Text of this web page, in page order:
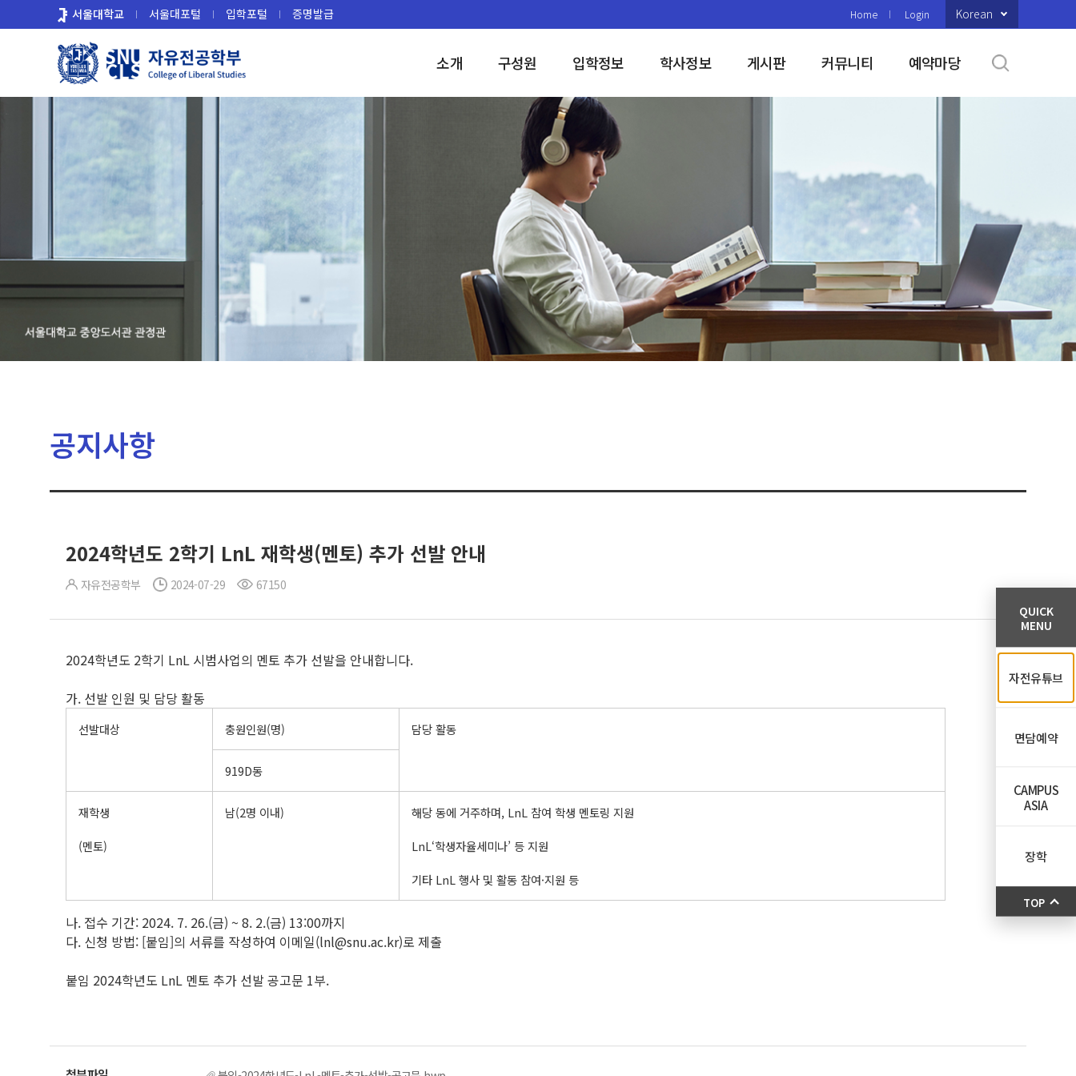
로
서울대학교 서울대포털 입학포털 증명발급 Home Login Korean
소개 구성원 입학정보 학사정보 게시판 커뮤니티 예약마당
공지사항
2024학년도 2학기 LnL 재학생(멘토) 추가 선발 안내
자유전공학부 2024-07-29 67150
2024학년도 2학기 LnL 시범사업의 멘토 추가 선발을 안내합니다.
가. 선발 인원 및 담당 활동
선발대상 충원인원(명) 담당 활동
919D동
재학생
(멘토)
남(2명 이내)
해당 동에 거주하며, LnL 참여 학생 멘토링 지원
LnL‘학생자율세미나’ 등 지원
기타 LnL 행사 및 활동 참여·지원 등
나. 접수 기간: 2024. 7. 26.(금) ~ 8. 2.(금) 13:00까지
다. 신청 방법: [붙임]의 서류를 작성하여 이메일(lnl@snu.ac.kr)로 제출
붙임 2024학년도 LnL 멘토 추가 선발 공고문 1부.
QUICK
MENU
자전유튜브
면담예약
CAMPUS
ASIA
장학
TOP